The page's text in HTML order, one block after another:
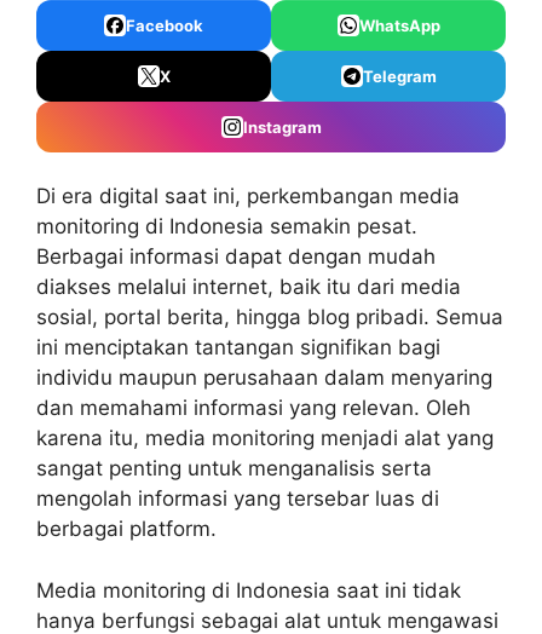
Facebook WhatsApp
X Telegram
Instagram
Di era digital saat ini, perkembangan media
monitoring di Indonesia semakin pesat.
Berbagai informasi dapat dengan mudah
diakses melalui internet, baik itu dari media
sosial, portal berita, hingga blog pribadi. Semua
ini menciptakan tantangan signifikan bagi
individu maupun perusahaan dalam menyaring
dan memahami informasi yang relevan. Oleh
karena itu, media monitoring menjadi alat yang
sangat penting untuk menganalisis serta
mengolah informasi yang tersebar luas di
berbagai platform.
Media monitoring di Indonesia saat ini tidak
hanya berfungsi sebagai alat untuk mengawasi